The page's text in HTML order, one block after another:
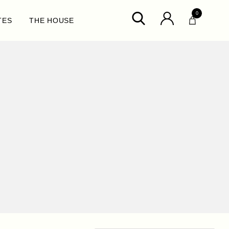
THE HOUSE
0